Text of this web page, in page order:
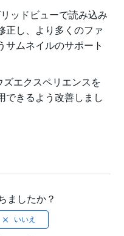
ッドビューで読み込み
正し、より多くのファ
サムネイルのサポート
ズエクスペリエンスを
できるよう改善しまし
ましたか？